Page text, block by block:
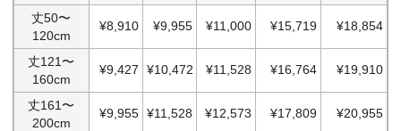
丈50〜
120cm
¥8,910 ¥9,955 ¥11,000 ¥15,719 ¥18,854
丈121〜
160cm
¥9,427 ¥10,472 ¥11,528 ¥16,764 ¥19,910
丈161〜
200cm
¥9,955 ¥11,528 ¥12,573 ¥17,809 ¥20,955